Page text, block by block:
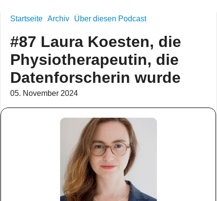
Startseite Archiv Über diesen Podcast
#87 Laura Koesten, die
Physiotherapeutin, die
Datenforscherin wurde
05. November 2024